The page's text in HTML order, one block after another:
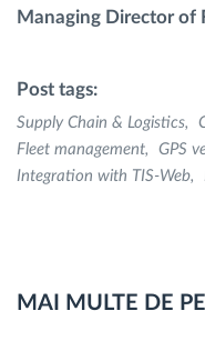
Managing Director of
Post tags:
Supply Chain & Logistics
Fleet management
GPS
Integration with TIS-Web
MAI MULTE DE